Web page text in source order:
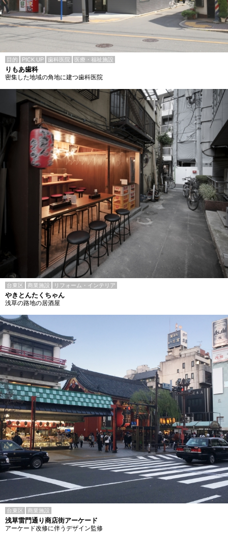
目的 PICK UP 歯科医院 医療・福祉施設
りもあ歯科
密集した地域の角地に建つ歯科医院
台東区 商業施設 リフォーム・インテリア
やきとんたくちゃん
浅草の路地の居酒屋
台東区 商業施設
浅草雷門通り商店街アーケード
アーケード改修に伴うデザイン監修